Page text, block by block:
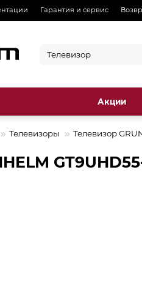
Гарантия и сервис
Акции
Телевизоры Телевизор